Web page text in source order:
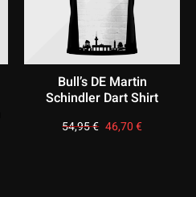
Bull’s DE Martin
Schindler Dart Shirt
54,95€ Ursprünglicher
Preis
46,70€Aktueller
Preis